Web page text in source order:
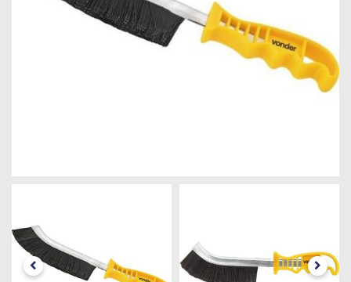
Iluminação
Pneumáticos
Tintas